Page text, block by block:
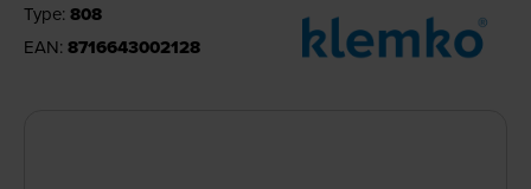
Type: 808
EAN: 8716643002128